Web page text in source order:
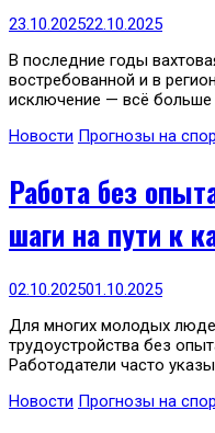
23.10.202522.10.2025
В последние годы
востребованной и в
исключение — всё больше
Новости Прогнозы на
Работа без
шаги на пути к
02.10.202501.10.2025
Для многих молодых
трудоустройства без
Работодатели часто
Новости Прогнозы на